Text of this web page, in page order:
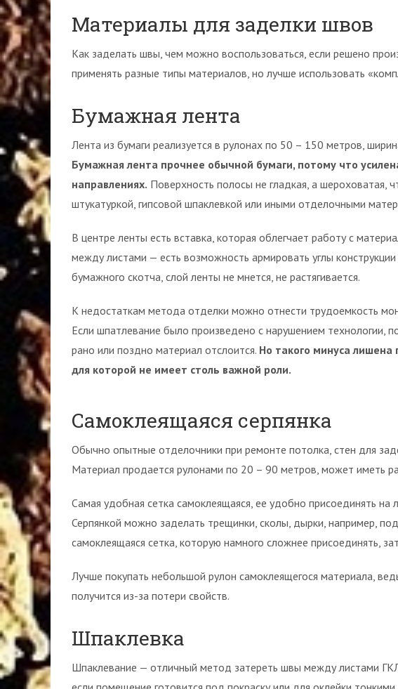
Материалы для заделки швов
Как заделать швы, чем можно воспользоваться, если решено
применять разные типы материалов, но лучше использовать
Бумажная лента
Лента из бумаги реализуется в рулонах по 50 – 150 метров,
Бумажная лента прочнее обычной бумаги, потому что
направлениях. Поверхность полосы не гладкая, а шероховатая,
штукатуркой, гипсовой шпаклевкой или иными отделочными
В центре ленты есть вставка, которая облегчает работу с
между листами — есть возможность армировать углы
бумажного скотча, слой ленты не мнется, не растягивается.
К недостаткам метода отделки можно отнести трудоемкость
Если шпатлевание было произведено с нарушением технологии,
рано или поздно материал отслоится. Но такого минуса
для которой не имеет столь важной роли.
Самоклеящаяся серпянка
Обычно опытные отделочники при ремонте потолка, стен для
Материал продается рулонами по 20 – 90 метров, может иметь
Самая удобная сетка самоклеящаяся, ее удобно присоединять на
Серпянкой можно заделать трещинки, сколы, дырки, например,
самоклеящаяся сетка, которую намного сложнее присоединять,
Лучше покупать небольшой рулон самоклеящегося материала,
получится из-за потери свойств.
Шпаклевка
Шпаклевание — отличный метод затереть швы между листами